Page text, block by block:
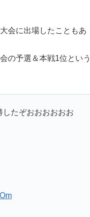
会に出場したこともあ
の予選＆本戦1位という
たぞおおおおおお